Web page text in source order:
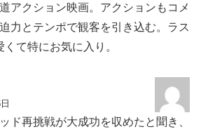
アクション映画。アクションもコメ
力とテンポで観客を引き込む。ラス
て特にお気に入り。
ド再挑戦が大成功を収めたと聞き、